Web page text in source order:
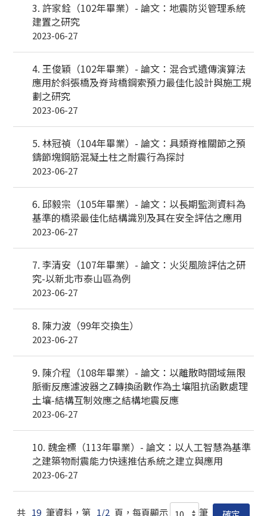
3. 許家銓（102年畢業）- 論文：地震防災管理系統
建置之研究
2023-06-27
4. 王俊穎（102年畢業）- 論文：混合式遺傳演算法
應用於斜張橋及脊背橋鋼索預力最佳化設計與施工規
劃之研究
2023-06-27
5. 林冠禎（104年畢業）- 論文：具類脊椎關節之預
鑄節塊鋼筋混凝土柱之耐震行為探討
2023-06-27
6. 邱毅宗（105年畢業）- 論文：以長期監測資料為
基準的橋梁最佳化結構識別及其在安全評估之應用
2023-06-27
7. 李清安（107年畢業）- 論文：火災風險評估之研
究-以新北市泰山區為例
2023-06-27
8. 陳力波（99年交換生）
2023-06-27
9. 陳介程（108年畢業）- 論文：以離散時間域無限
脈衝反應濾波器之Z轉換函數作為土壤阻抗函數處理
土壤-結構互制效應之結構地震反應
2023-06-27
10. 魏金標（113年畢業）- 論文：以人工智慧為基準
之建築物耐震能力快速推估系統之建立與應用
2023-06-27
共 19 筆資料，第 1/2 頁，每頁顯示 筆